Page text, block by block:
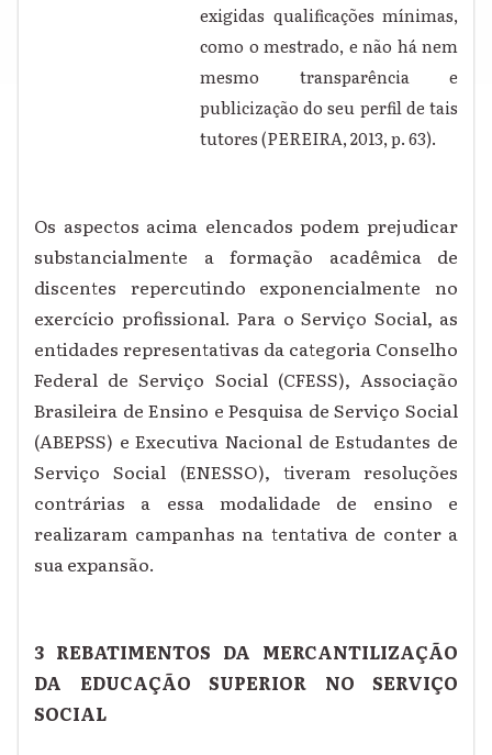
exigidas qualificações mínimas,
como o mestrado, e não há nem
mesmo transparência e
publicização do seu perfil de tais
tutores (PEREIRA, 2013, p. 63).
Os aspectos acima elencados podem prejudicar
substancialmente a formação acadêmica de
discentes repercutindo exponencialmente no
exercício profissional. Para o Serviço Social, as
entidades representativas da categoria Conselho
Federal de Serviço Social (CFESS), Associação
Brasileira de Ensino e Pesquisa de Serviço Social
(ABEPSS) e Executiva Nacional de Estudantes de
Serviço Social (ENESSO), tiveram resoluções
contrárias a essa modalidade de ensino e
realizaram campanhas na tentativa de conter a
sua expansão.
3 REBATIMENTOS DA MERCANTILIZAÇÃO
DA EDUCAÇÃO SUPERIOR NO SERVIÇO
SOCIAL